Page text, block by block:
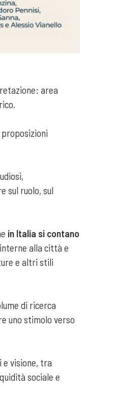
area
sul ruolo, sul
in Italia si contano
alla città e
e altri stili
di ricerca
uno stimolo verso
e visione, tra
sociale e